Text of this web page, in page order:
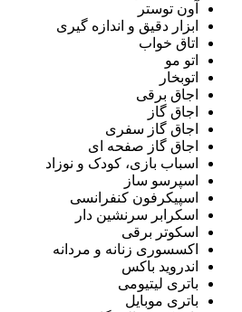
آون توستر
ابزار دقیق و اندازه گیری
اتاق خواب
اتو مو
اتوبخار
اجاق برقی
اجاق گاز
اجاق گاز سفری
اجاق گاز صفحه ای
اسباب بازی، کودک و نوزاد
اسپرسو ساز
اسپیکرفون کنفرانسی
اسکرابر سرنشین دار
اسکوتر برقی
اکسسوری زنانه و مردانه
اندروید باکس
باتری لیتیومی
باتری موبایل